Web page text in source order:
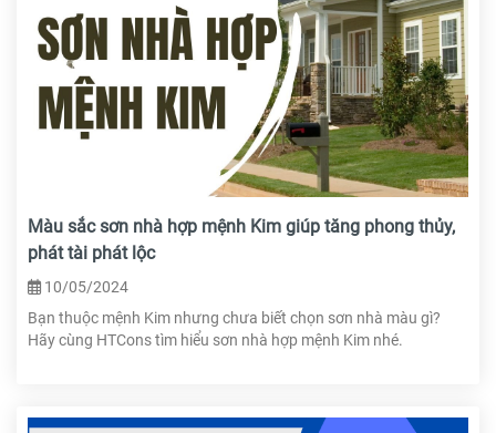
Màu sắc sơn nhà hợp mệnh Kim giúp tăng phong thủy,
phát tài phát lộc
10/05/2024
Bạn thuộc mệnh Kim nhưng chưa biết chọn sơn nhà màu gì?
Hãy cùng HTCons tìm hiểu sơn nhà hợp mệnh Kim nhé.